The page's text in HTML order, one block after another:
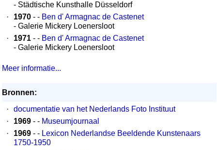
- Städtische Kunsthalle Düsseldorf
·
1970 - - Ben d' Armagnac de Castenet
- Galerie Mickery Loenersloot
·
1971 - - Ben d' Armagnac de Castenet
- Galerie Mickery Loenersloot
Meer informatie...
Bronnen:
·
documentatie van het Nederlands Foto Instituut
·
1969 - - Museumjournaal
·
1969 - - Lexicon Nederlandse Beeldende Kunstenaars
1750-1950